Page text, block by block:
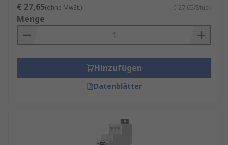
€ 27,65(ohne MwSt.) € 27,65/Stück
Menge
Hinzufügen
Datenblätter